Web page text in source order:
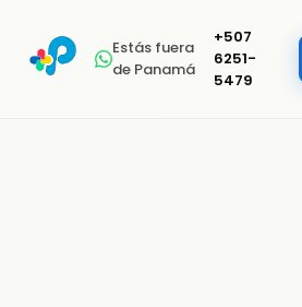
Estás fuera
de Panamá
+507
6251-
5479